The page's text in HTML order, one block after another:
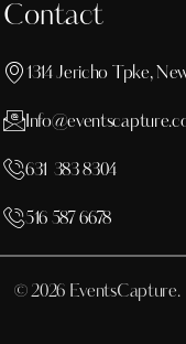
Contact
1314 Jericho Tpke,
631 383 8304
516 587 6678
© 2026 EventsCapture.